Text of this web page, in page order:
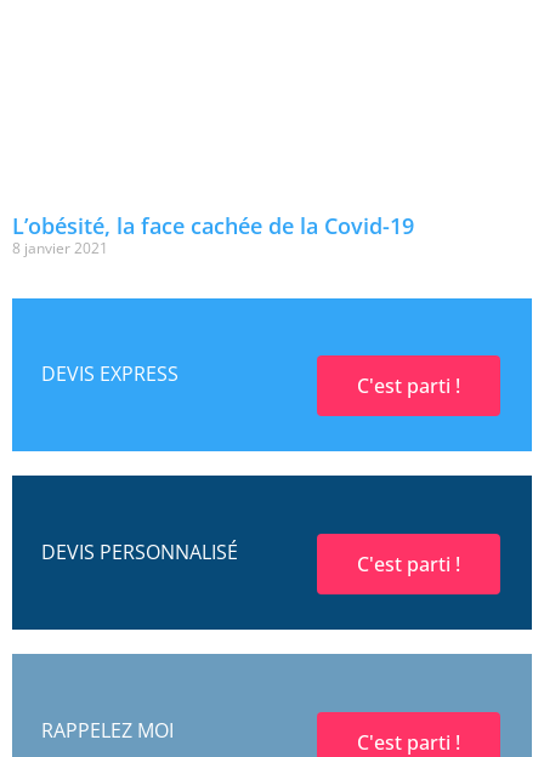
L’obésité, la face cachée de la Covid-19
8 janvier 2021
DEVIS EXPRESS C'est parti !
DEVIS PERSONNALISÉ C'est parti !
RAPPELEZ MOI C'est parti !